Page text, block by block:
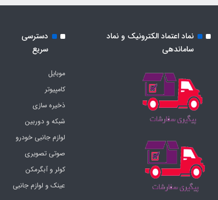
نماد اعتماد الکترونیک و نماد
ساماندهی
دسترسی
سریع
موبایل
کامپیوتر
ذخیره سازی
شبکه و دوربین
لوازم جانبی خودرو
صوتی تصویری
کولر و آبگرمکن
عینک و لوازم جانبی